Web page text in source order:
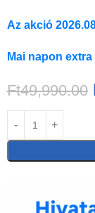
Az akció
Mai napon
Ft49,990.00